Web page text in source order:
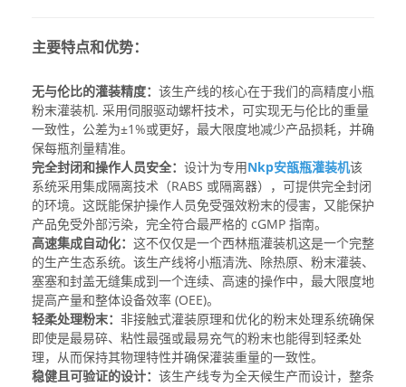
主要特点和优势：
无与伦比的灌装精度： 该生产线的核心在于我们的高精度小瓶
粉末灌装机. 采用伺服驱动螺杆技术，可实现无与伦比的重量
一致性，公差为±1%或更好，最大限度地减少产品损耗，并确
保每瓶剂量精准。
完全封闭和操作人员安全： 设计为专用Nkp安瓿瓶灌装机该
系统采用集成隔离技术（RABS 或隔离器），可提供完全封闭
的环境。这既能保护操作人员免受强效粉末的侵害，又能保护
产品免受外部污染，完全符合最严格的 cGMP 指南。
高速集成自动化： 这不仅仅是一个西林瓶灌装机这是一个完整
的生产生态系统。该生产线将小瓶清洗、除热原、粉末灌装、
塞塞和封盖无缝集成到一个连续、高速的操作中，最大限度地
提高产量和整体设备效率 (OEE)。
轻柔处理粉末： 非接触式灌装原理和优化的粉末处理系统确保
即使是最易碎、粘性最强或最易充气的粉末也能得到轻柔处
理，从而保持其物理特性并确保灌装重量的一致性。
稳健且可验证的设计： 该生产线专为全天候生产而设计，整条